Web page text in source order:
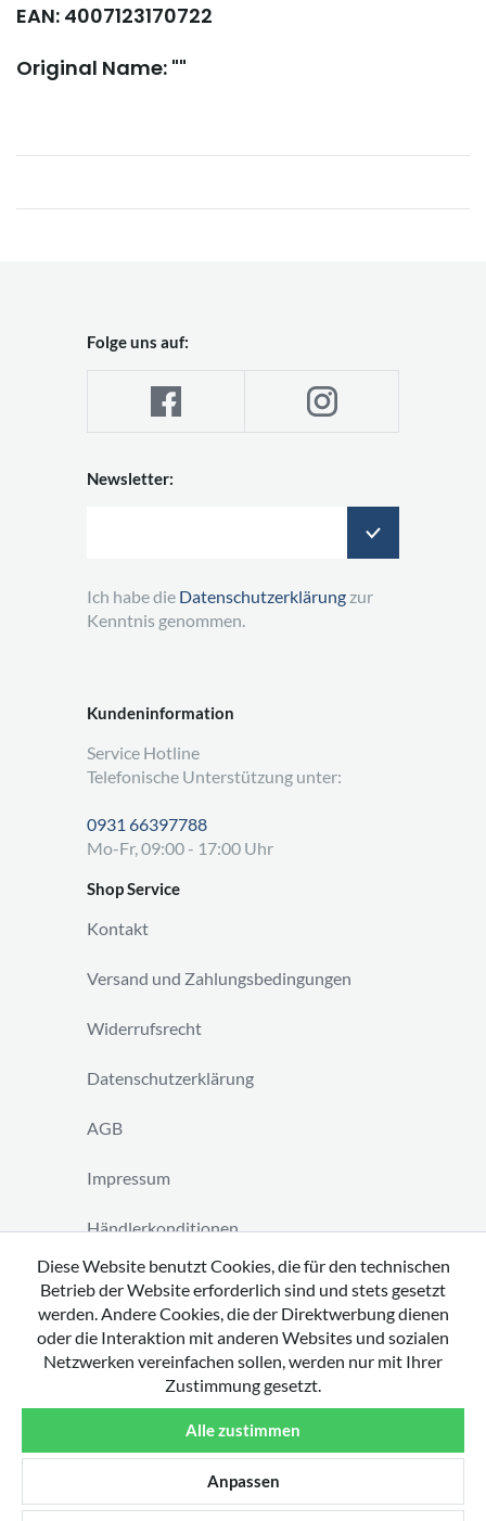
EAN: 4007123170722
Original Name: ""
Kundeninformation
Service Hotline
Telefonische Unterstützung unter:
0931 66397788
Mo-Fr, 09:00 - 17:00 Uhr
Shop Service
Kontakt
Versand und Zahlungsbedingungen
Widerrufsrecht
Datenschutzerklärung
AGB
Impressum
Händlerkonditionen
Vertrag widerrufen
Folge uns auf:
Newsletter:
Ich habe die Datenschutzerklärung zur
Kenntnis genommen.
Diese Website benutzt Cookies, die für den technischen
Betrieb der Website erforderlich sind und stets gesetzt
werden. Andere Cookies, die der Direktwerbung dienen
oder die Interaktion mit anderen Websites und sozialen
Netzwerken vereinfachen sollen, werden nur mit Ihrer
Zustimmung gesetzt.